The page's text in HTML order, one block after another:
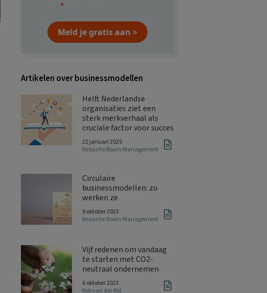
Meld je gratis aan >
Artikelen over businessmodellen
Helft Nederlandse
organisaties ziet een
sterk merkverhaal als
cruciale factor voor succes
22 januari 2025
Redactie Boom Management
Circulaire
businessmodellen: zo
werken ze
9 oktober 2023
Redactie Boom Management
Vijf redenen om vandaag
te starten met CO2-
neutraal ondernemen
6 oktober 2023
Rob van der Rijt